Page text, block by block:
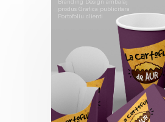
Branding Design ambalaj
produs Grafica publicitara
Portofoliu clienti